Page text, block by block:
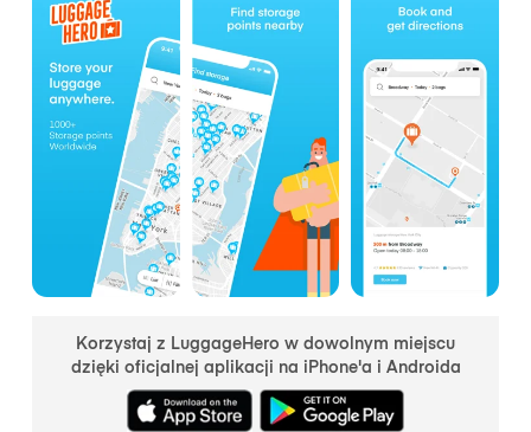
Korzystaj z LuggageHero w dowolnym miejscu
dzięki oficjalnej aplikacji na iPhone'a i Androida